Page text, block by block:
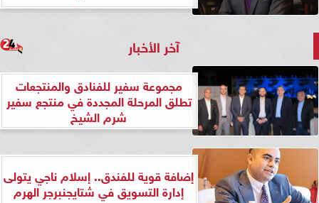
آخر الأخبار
مجموعة سفير للفنادق والمنتجعات
تطلق المرحلة المجددة في منتجع سفير
شرم الشيخ
إضافة قوية للفندق.. إسلام ناجي يتولى
إدارة التسويق في شتايجنبرجر الهرم